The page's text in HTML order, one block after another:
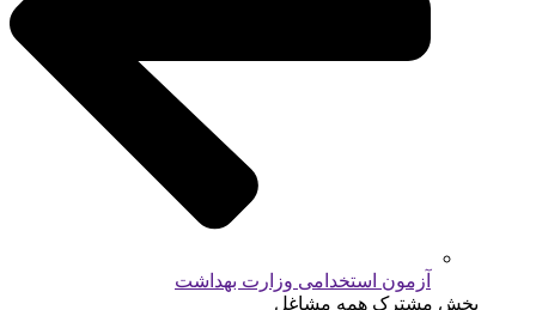
آزمون استخدامی وزارت بهداشت
بخش مشترک همه مشاغل